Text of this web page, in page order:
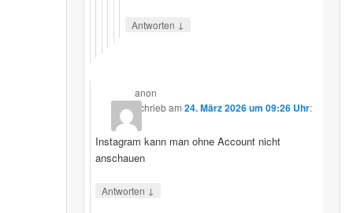
Antworten ↓
anon
schriebam24. März 2026 um 09:26 Uhr:
Instagram kann man ohne Account nicht
anschauen
Antworten ↓